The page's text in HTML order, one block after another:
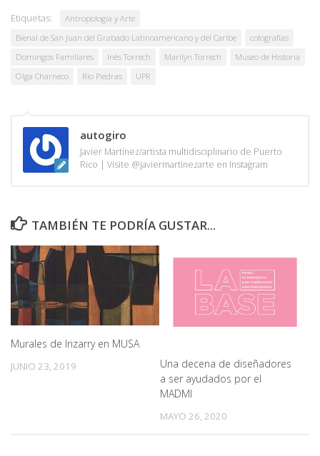
Etiquetas:
Antropología y Arte
Bienal de San Juan del Grabado Latinoamericano y del Caribe
colografías
Domingos Familiares
Inés Torrech Marilyn Torrech
Museo de Historia
Olga Charneco
Rio Piedras UPR
autogiro
Javier Martínez/artista multidisciplinario de Puerto
Rico | Visite @javiermartinezarte en Instagram
TAMBIÉN TE PODRÍA GUSTAR...
Murales de Irizarry en MUSA
JUNIO 23, 2019
Una decena de diseñadores
a ser ayudados por el
MADMI
MAYO 26, 2020